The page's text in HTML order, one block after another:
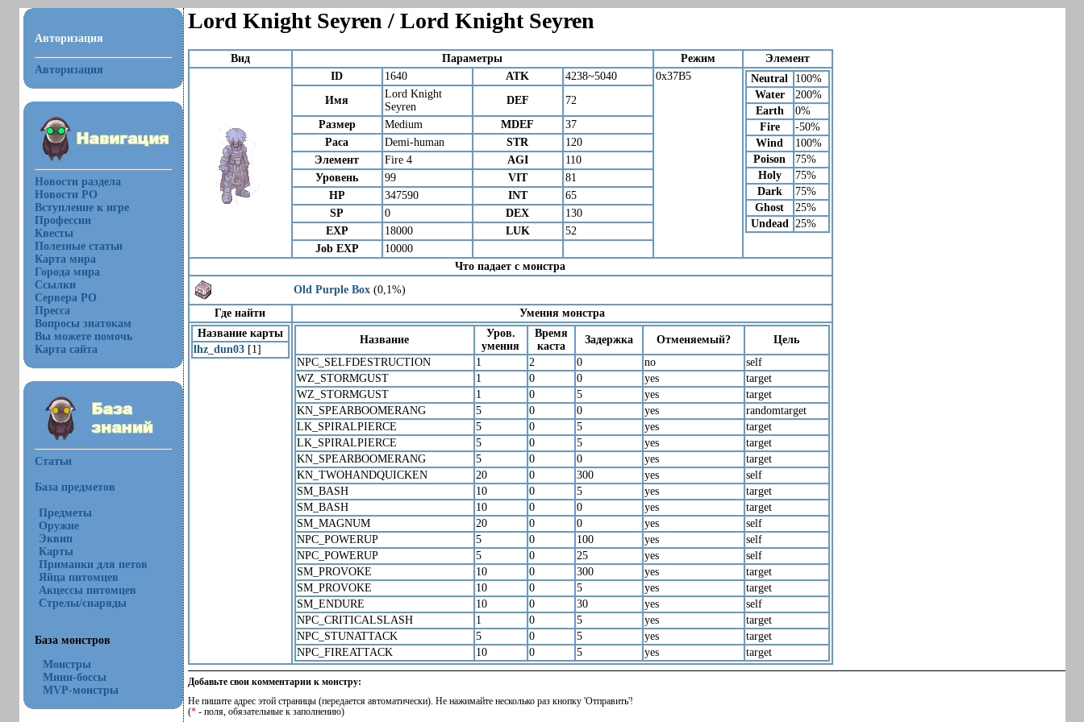
Авторизация
Авторизация
Новости раздела
Новости РО
Вступление к игре
Профессии
Квесты
Полезные статьи
Карта мира
Города мира
Ссылки
Сервера РО
Пресса
Вопросы знатокам
Вы можете помочь
Карта сайта
Статьи
База предметов
Предметы
Оружие
Эквип
Карты
Приманки для петов
Яйца питомцев
Акцессы питомцев
Стрелы/снаряды
База монстров
Монстры
Мини-боссы
MVP-монстры
Lord Knight Seyren / Lord Knight Seyren
Вид Параметры Режим
Элемент
ID
1640 ATK 4238~5040 0x37B5 Neutral
100%
Water
200%
Earth
0%
Fire
-50%
Wind
100%
Poison
75%
Holy
75%
Dark
75%
Ghost
25%
Undead
25%
Имя
Lord Knight
Seyren
DEF
72
Размер
Medium MDEF
37
Раса
Demi-human STR
120
Элемент
Fire 4 AGI
110
Уровень
99 VIT
81
HP
347590 INT
65
SP
0 DEX
130
EXP
18000 LUK
52
Job EXP
10000
Что падает с монстра
Old Purple Box(0,1%)
Где найти
Умения монстра
Название карты
lhz_dun03[1]
Название
Уров.
умения
Время
каста
Задержка Отменяемый?
Цель
NPC_SELFDESTRUCTION
1 2 0 no
self
WZ_STORMGUST
1 0 0 yes
target
WZ_STORMGUST
1 0 5 yes
target
KN_SPEARBOOMERANG
5 0 0 yes
randomtarget
LK_SPIRALPIERCE
5 0 5 yes
target
LK_SPIRALPIERCE
5 0 5 yes
target
KN_SPEARBOOMERANG
5 0 0 yes
target
KN_TWOHANDQUICKEN
20 0 300 yes
self
SM_BASH
10 0 5 yes
target
SM_BASH
10 0 0 yes
target
SM_MAGNUM
20 0 0 yes
self
NPC_POWERUP
5 0 100 yes
self
NPC_POWERUP
5 0 25 yes
self
SM_PROVOKE
10 0 300 yes
target
SM_PROVOKE
10 0 5 yes
target
SM_ENDURE
10 0 30 yes
self
NPC_CRITICALSLASH
1 0 5 yes
target
NPC_STUNATTACK
5 0 5 yes
target
NPC_FIREATTACK
10 0 5 yes target
Добавьте свои комментарии к монстру:
Не пишите адрес этой страницы (передается автоматически). Не нажимайте несколько раз кнопку 'Отправить'!
(*- поля, обязательные к заполнению)